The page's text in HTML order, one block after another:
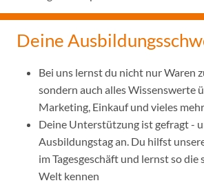
Deine
Bei uns lernst du nicht nur Waren
sondern auch alles Wissenswerte
Marketing, Einkauf und vieles mehr
Deine Unterstützung ist gefragt -
Ausbildungstag an. Du hilfst
im Tagesgeschäft und lernst so
Welt kennen